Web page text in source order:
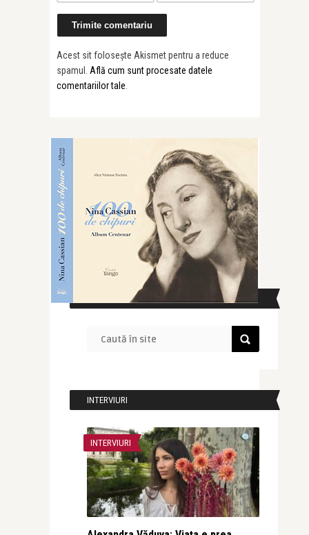
Acest sit folosește Akismet pentru a reduce
spamul. Află cum sunt procesate datele
comentariilor tale
CAUTĂ ÎN SITE
INTERVIURI
INTERVIURI